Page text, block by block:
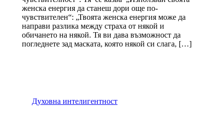
женска енергия да станеш дори още по-
чувствителен“: „Твоята женска енергия може да
направи разлика между страха от някой и
обичането на някой. Тя ви дава възможност да
погледнете зад маската, която някой си слага, […]
Духовна интелигентност